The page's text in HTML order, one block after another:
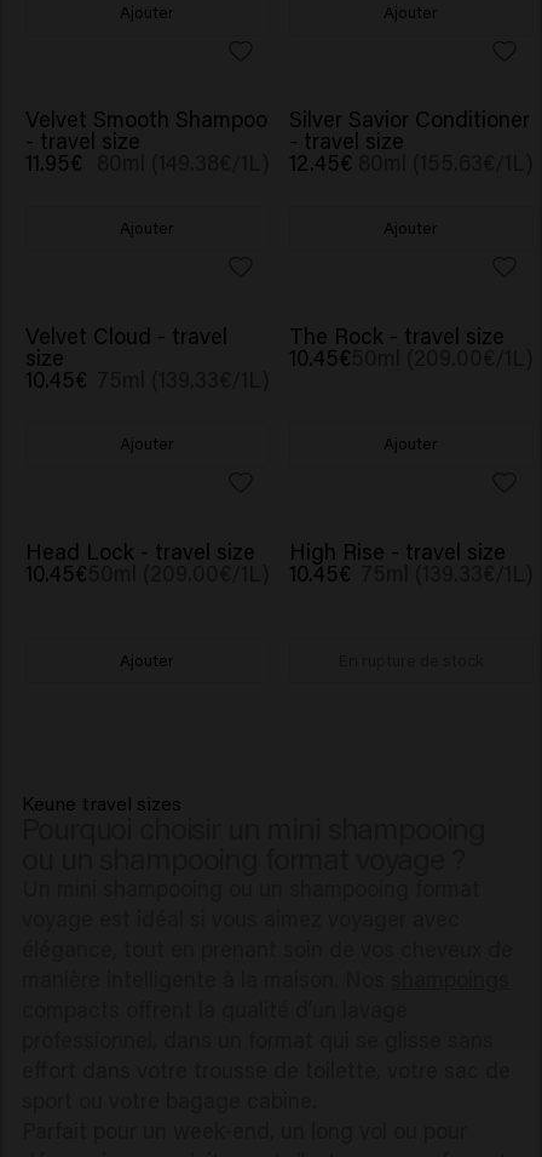
Ajouter Ajouter
Velvet Smooth Shampoo
- travel size
11.95€
Ajouter
Silver Savior Conditioner
- travel size
12.45€
Ajouter
Velvet Cloud - travel
size
10.45€
Ajouter
The Rock - travel size
10.45€
Ajouter
Head Lock - travel size
10.45€
Ajouter
High Rise - travel size
10.45€
Keune travel sizes